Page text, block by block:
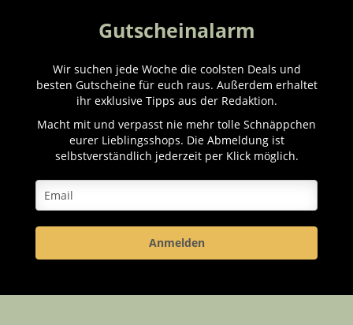
Gutscheinalarm
Wir suchen jede Woche die coolsten Deals und
besten Gutscheine für euch raus. Außerdem erhaltet
ihr exklusive Tipps aus der Redaktion.
Macht mit und verpasst nie mehr tolle Schnäppchen
eurer Lieblingsshops. Die Abmeldung ist
selbstverständlich jederzeit per Klick möglich.
Anmelden